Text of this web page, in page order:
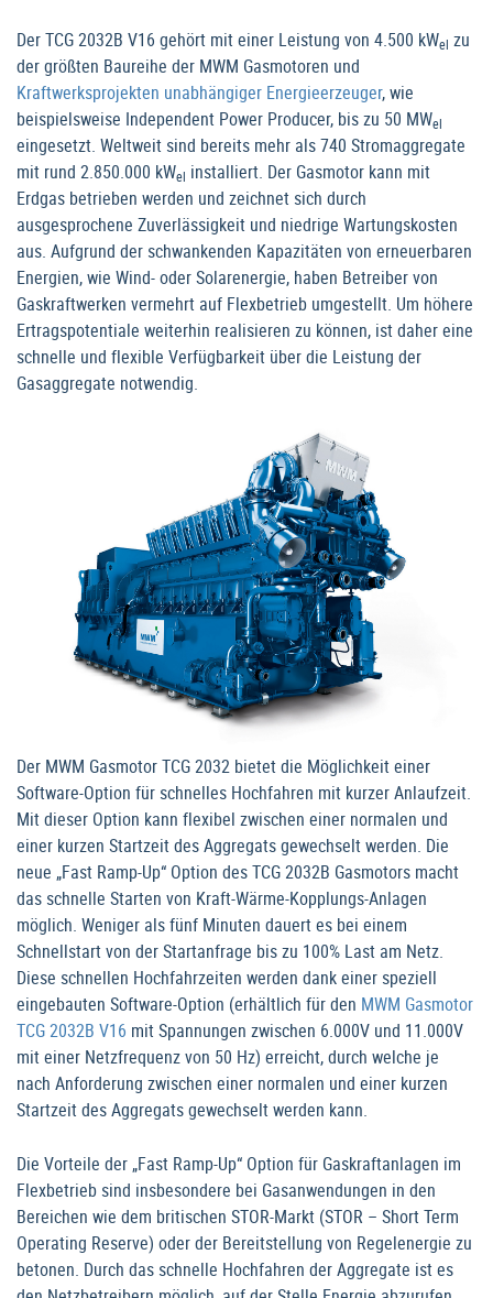
Der TCG 2032B V16 gehört mit einer Leistung von 4.500 kWel zu
der größten Baureihe der MWM Gasmotoren und
Kraftwerksprojekten unabhängiger Energieerzeuger, wie
beispielsweise Independent Power Producer, bis zu 50 MWel
eingesetzt. Weltweit sind bereits mehr als 740 Stromaggregate
mit rund 2.850.000 kWel installiert. Der Gasmotor kann mit
Erdgas betrieben werden und zeichnet sich durch
ausgesprochene Zuverlässigkeit und niedrige Wartungskosten
aus. Aufgrund der schwankenden Kapazitäten von erneuerbaren
Energien, wie Wind- oder Solarenergie, haben Betreiber von
Gaskraftwerken vermehrt auf Flexbetrieb umgestellt. Um höhere
Ertragspotentiale weiterhin realisieren zu können, ist daher eine
schnelle und flexible Verfügbarkeit über die Leistung der
Gasaggregate notwendig.
Der MWM Gasmotor TCG 2032 bietet die Möglichkeit einer
Software-Option für schnelles Hochfahren mit kurzer Anlaufzeit.
Mit dieser Option kann flexibel zwischen einer normalen und
einer kurzen Startzeit des Aggregats gewechselt werden. Die
neue „Fast Ramp-Up“ Option des TCG 2032B Gasmotors macht
das schnelle Starten von Kraft-Wärme-Kopplungs-Anlagen
möglich. Weniger als fünf Minuten dauert es bei einem
Schnellstart von der Startanfrage bis zu 100% Last am Netz.
Diese schnellen Hochfahrzeiten werden dank einer speziell
eingebauten Software-Option (erhältlich für den MWM Gasmotor
TCG 2032B V16 mit Spannungen zwischen 6.000V und 11.000V
mit einer Netzfrequenz von 50 Hz) erreicht, durch welche je
nach Anforderung zwischen einer normalen und einer kurzen
Startzeit des Aggregats gewechselt werden kann.
Die Vorteile der „Fast Ramp-Up“ Option für Gaskraftanlagen im
Flexbetrieb sind insbesondere bei Gasanwendungen in den
Bereichen wie dem britischen STOR-Markt (STOR – Short Term
Operating Reserve) oder der Bereitstellung von Regelenergie zu
betonen. Durch das schnelle Hochfahren der Aggregate ist es